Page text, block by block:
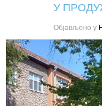
У
Објављено у